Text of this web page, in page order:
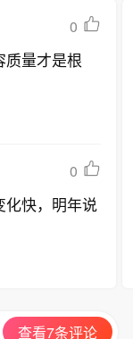
0
质量才是根
0
化快，明年说
查看7条评论